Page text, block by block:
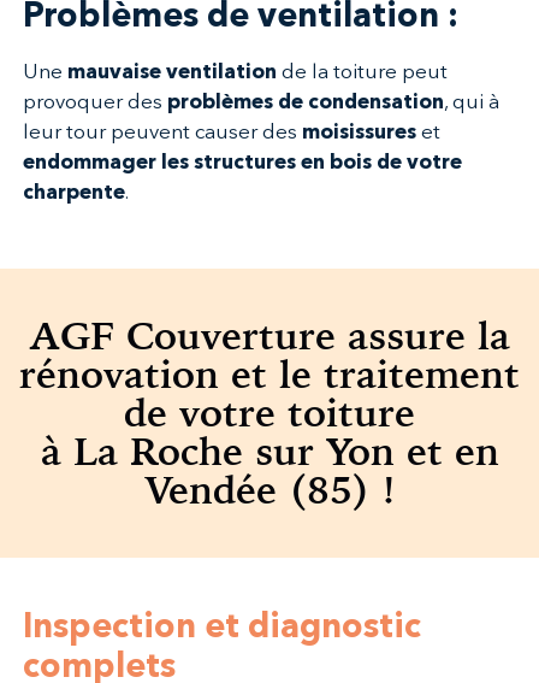
Problèmes de ventilation :
Une mauvaise ventilation de la toiture peut
provoquer des problèmes de condensation, qui à
leur tour peuvent causer des moisissures et
endommager les structures en bois de votre
charpente.
AGF Couverture assure la
rénovation et le traitement
de votre toiture
à La Roche sur Yon et en
Vendée (85) !
Inspection et diagnostic
complets